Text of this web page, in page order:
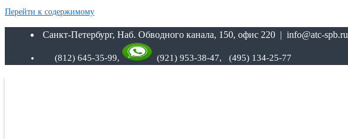
Перейти к содержимому
Санкт-Петербург, Наб. Обводного канала, 150, офис 220 | info@atc-spb.ru
(812) 645-35-99, (921) 953-38-47, (495) 134-25-77